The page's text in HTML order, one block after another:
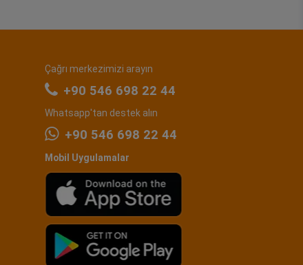
Çağrı merkezimizi arayın
+90 546 698 22 44
Whatsapp'tan destek alın
+90 546 698 22 44
Mobil Uygulamalar